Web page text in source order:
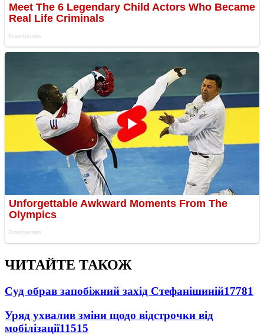
ЧИТАЙТЕ ТАКОЖ
Суд обрав запобіжний захід Стефанішиній17781
Уряд ухвалив зміни щодо відстрочки від
мобілізації11515